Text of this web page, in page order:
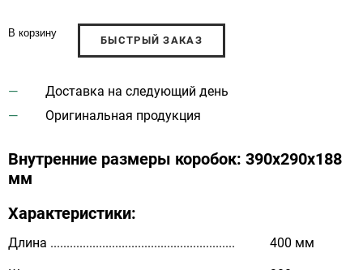
В корзину
БЫСТРЫЙ ЗАКАЗ
Доставка на следующий день
Оригинальная продукция
Внутренние размеры коробок: 390х290х188
мм
Характеристики:
Длина ......................................................... 400 мм